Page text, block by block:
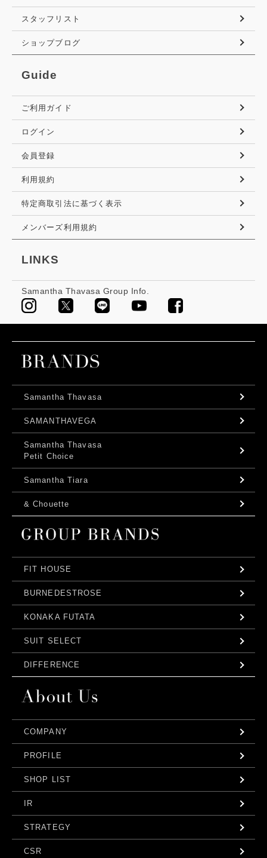
スタッフリスト
ショップブログ
Guide
ご利用ガイド
ログイン
会員登録
利用規約
特定商取引法に基づく表示
メンバーズ利用規約
LINKS
Samantha Thavasa Group Info.
Samantha Thavasa
SAMANTHAVEGA
Samantha Thavasa
Petit Choice
Samantha Tiara
& Chouette
FIT HOUSE
BURNEDESTROSE
KONAKA FUTATA
SUIT SELECT
DIFFERENCE
COMPANY
PROFILE
SHOP LIST
IR
STRATEGY
CSR